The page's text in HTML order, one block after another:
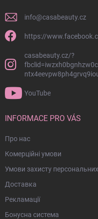
info@casabeauty.cz
https://
casabeauty.cz/?
YouTube
INFORMACE PRO VÁS
Про нас
Комерційні умови
Умови захисту
Доставка
Рекламації
Бонусна система